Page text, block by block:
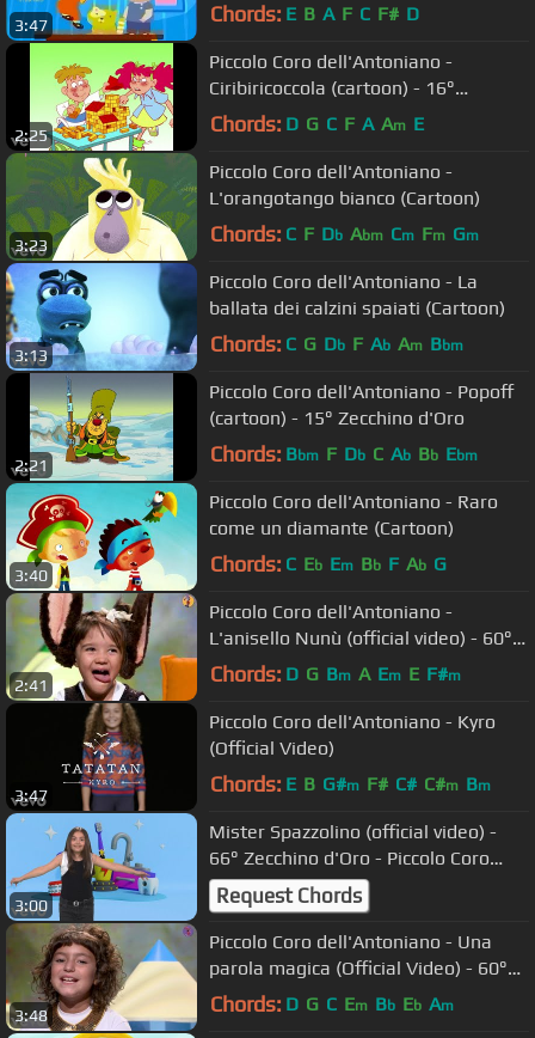
3:47 Chords: E B A F C F# D
2:25
Piccolo Coro dell'Antoniano -
Ciribiricoccola (cartoon) - 16°
Zecchino d'Oro
Chords: D G C F A Am E
3:23
Piccolo Coro dell'Antoniano -
L'orangotango bianco (Cartoon)
Chords: C F Db Abm Cm Fm Gm
3:13
Piccolo Coro dell'Antoniano - La
ballata dei calzini spaiati (Cartoon)
Chords: C G Db F Ab Am Bbm
2:21
Piccolo Coro dell'Antoniano - Popoff
(cartoon) - 15° Zecchino d'Oro
Chords: Bbm F Db C Ab Bb Ebm
3:40
Piccolo Coro dell'Antoniano - Raro
come un diamante (Cartoon)
Chords: C Eb Em Bb F Ab G
2:41
Piccolo Coro dell'Antoniano -
L'anisello Nunù (official video) - 60°
Zecchino d'oro
Chords: D G Bm A Em E F#m
3:47
Piccolo Coro dell'Antoniano - Kyro
(Official Video)
Chords: E B G#m F# C# C#m Bm
3:00
Mister Spazzolino (official video) -
66° Zecchino d'Oro - Piccolo Coro
dell'Antoniano
Request Chords
3:48
Piccolo Coro dell'Antoniano - Una
parola magica (Official Video) - 60°
Zecchino d'Oro
Chords: D G C Em Bb Eb Am